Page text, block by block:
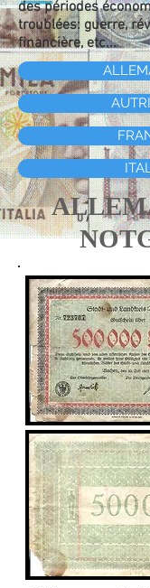
des périodes
troublées: guerre,
financière, etc...